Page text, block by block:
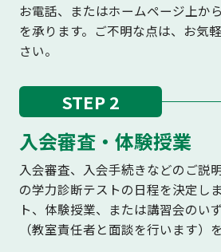
お電話、またはホームページ上か
を承ります。ご不明な点は、お気
さい。
STEP 2
入会審査・体験授業
入会審査、入会手続きなどのご説
の学力診断テストの日程を決定し
ト、体験授業、または講習会のい
（教室責任者と面談を行います）